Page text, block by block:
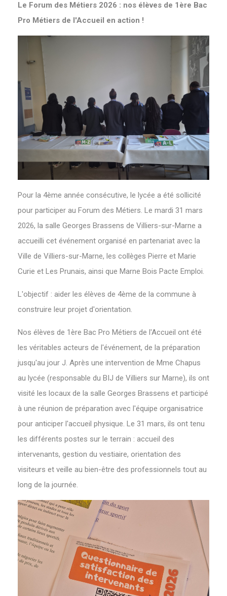
Le Forum des Métiers 2026 : nos élèves de 1ère Bac
Pro Métiers de l'Accueil en action !
Pour la 4ème année consécutive, le lycée a été sollicité
pour participer au Forum des Métiers. Le mardi 31 mars
2026, la salle Georges Brassens de Villiers-sur-Marne a
accueilli cet événement organisé en partenariat avec la
Ville de Villiers-sur-Marne, les collèges Pierre et Marie
Curie et Les Prunais, ainsi que Marne Bois Pacte Emploi.
L'objectif : aider les élèves de 4ème de la commune à
construire leur projet d'orientation.
Nos élèves de 1ère Bac Pro Métiers de l'Accueil ont été
les véritables acteurs de l'événement, de la préparation
jusqu'au jour J. Après une intervention de Mme Chapus
au lycée (responsable du BIJ de Villiers sur Marne), ils ont
visité les locaux de la salle Georges Brassens et participé
à une réunion de préparation avec l'équipe organisatrice
pour anticiper l'accueil physique. Le 31 mars, ils ont tenu
les différents postes sur le terrain : accueil des
intervenants, gestion du vestiaire, orientation des
visiteurs et veille au bien-être des professionnels tout au
long de la journée.